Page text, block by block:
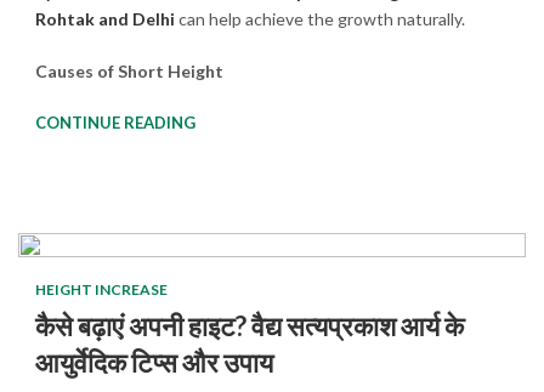
Rohtak and Delhi can help achieve the growth naturally.
Causes of Short Height
CONTINUE READING
HEIGHT INCREASE
कैसे बढ़ाएं अपनी हाइट? वैद्य सत्यप्रकाश आर्य के
आयुर्वेदिक टिप्स और उपाय